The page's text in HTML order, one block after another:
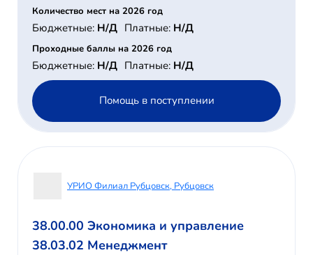
Количество мест на 2026 год
Бюджетные: Н/Д Платные: Н/Д
Проходные баллы на 2026 год
Бюджетные: Н/Д Платные: Н/Д
Помощь в поступлении
УРИО Филиал Рубцовск, Рубцовск
38.00.00 Экономика и управление
38.03.02 Менеджмент